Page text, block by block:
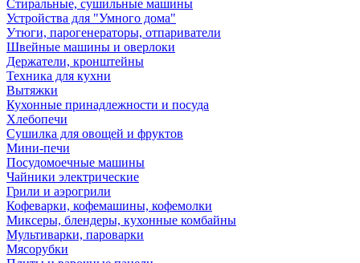
Стиральные, сушильные машины
Устройства для "Умного дома"
Утюги, парогенераторы, отпариватели
Швейные машины и оверлоки
Держатели, кронштейны
Техника для кухни
Вытяжки
Кухонные принадлежности и посуда
Хлебопечи
Сушилка для овощей и фруктов
Мини-печи
Посудомоечные машины
Чайники электрические
Грили и аэрогрили
Кофеварки, кофемашины, кофемолки
Миксеры, блендеры, кухонные комбайны
Мультиварки, пароварки
Мясорубки